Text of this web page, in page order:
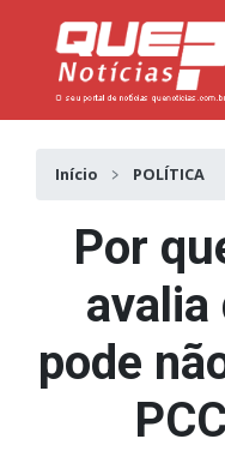
Início POLÍTICA
Por
avalia
pode